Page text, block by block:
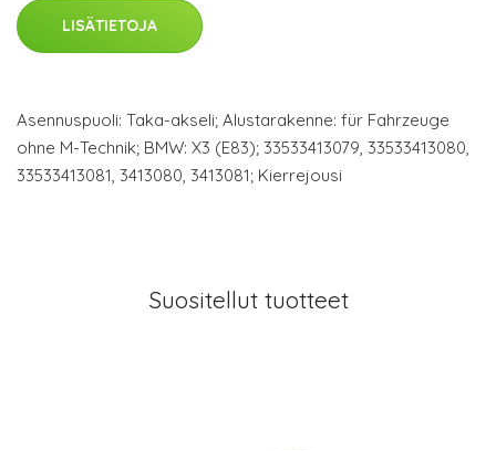
LISÄTIETOJA
Asennuspuoli: Taka-akseli; Alustarakenne: für Fahrzeuge
ohne M-Technik; BMW: X3 (E83); 33533413079, 33533413080,
33533413081, 3413080, 3413081; Kierrejousi
Suositellut tuotteet